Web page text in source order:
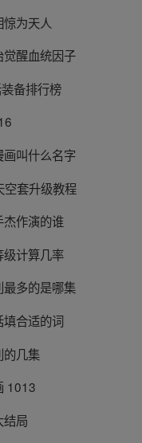
为天人
觉醒血统因子
备排行榜
画叫什么名字
空套升级教程
作演的谁
计算几率
最多的是哪集
合适的词
的几集
1013
结局